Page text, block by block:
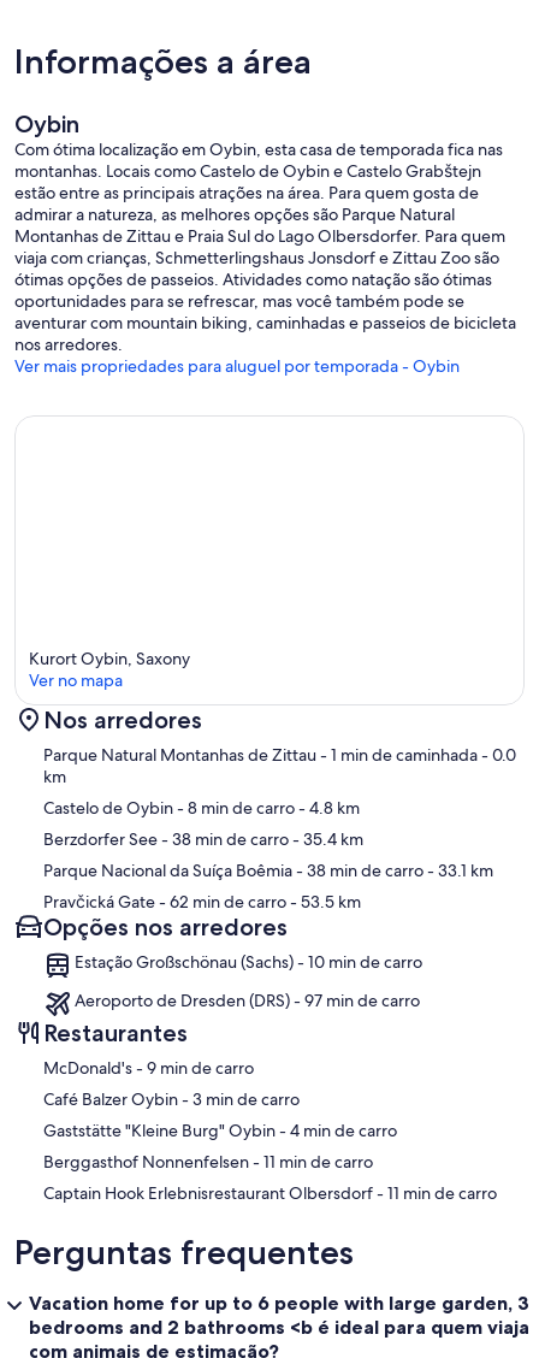
Informações a área
Oybin
Com ótima localização em Oybin, esta casa de temporada fica nas
montanhas. Locais como Castelo de Oybin e Castelo Grabštejn
estão entre as principais atrações na área. Para quem gosta de
admirar a natureza, as melhores opções são Parque Natural
Montanhas de Zittau e Praia Sul do Lago Olbersdorfer. Para quem
viaja com crianças, Schmetterlingshaus Jonsdorf e Zittau Zoo são
ótimas opções de passeios. Atividades como natação são ótimas
oportunidades para se refrescar, mas você também pode se
aventurar com mountain biking, caminhadas e passeios de bicicleta
nos arredores.
Ver mais propriedades para aluguel por temporada - Oybin
Mapa
Kurort Oybin, Saxony
Ver no mapa
Nos arredores
Parque Natural Montanhas de Zittau - 1 min de caminhada- 0.0
km
Castelo de Oybin- 8 min de carro- 4.8 km
Berzdorfer See- 38 min de carro- 35.4 km
Parque Nacional da Suíça Boêmia- 38 min de carro- 33.1 km
Pravčická Gate- 62 min de carro- 53.5 km
Opções nos arredores
Estação Großschönau (Sachs) - 10 min de carro
Aeroporto de Dresden (DRS) - 97 min de carro
Restaurantes
‪McDonald's - ‬9 min de carro
‪Café Balzer Oybin - ‬3 min de carro
‪Gaststätte "Kleine Burg" Oybin - ‬4 min de carro
‪Berggasthof Nonnenfelsen - ‬11 min de carro
‪Captain Hook Erlebnisrestaurant Olbersdorf - ‬11 min de carro
Perguntas frequentes
Vacation home for up to 6 people with large garden, 3
bedrooms and 2 bathrooms <b é ideal para quem viaja
com animais de estimação?